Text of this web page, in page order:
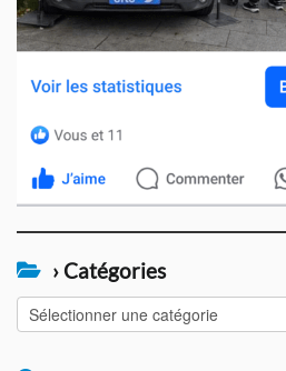
› Catégories
Catégories